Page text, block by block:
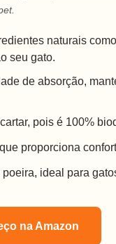
naturais
seu gato.
de absorção,
pois é 100%
proporciona
poeira, ideal para
na Amazon